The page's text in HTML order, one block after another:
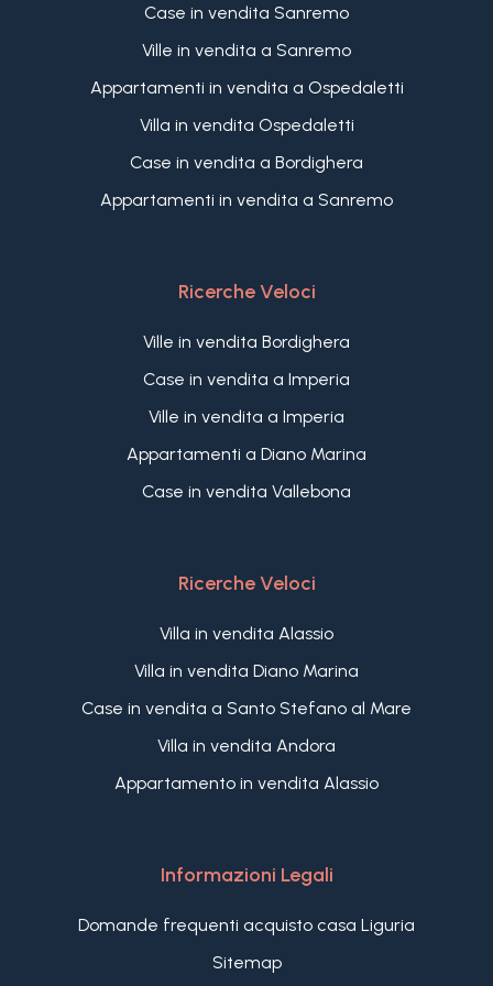
Case in vendita Sanremo
Ville in vendita a Sanremo
Appartamenti in vendita a Ospedaletti
Villa in vendita Ospedaletti
Case in vendita a Bordighera
Appartamenti in vendita a Sanremo
Ricerche Veloci
Ville in vendita Bordighera
Case in vendita a Imperia
Ville in vendita a Imperia
Appartamenti a Diano Marina
Case in vendita Vallebona
Ricerche Veloci
Villa in vendita Alassio
Villa in vendita Diano Marina
Case in vendita a Santo Stefano al Mare
Villa in vendita Andora
Appartamento in vendita Alassio
Informazioni Legali
Domande frequenti acquisto casa Liguria
Sitemap